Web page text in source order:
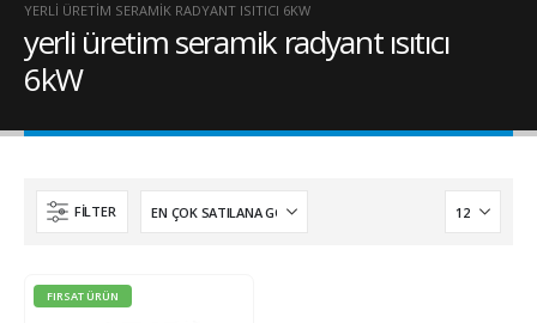
YERLI ÜRETIM SERAMIK RADYANT ISITICI 6KW
yerli üretim seramik radyant ısıtıcı
6kW
FILTER
FIRSAT ÜRÜN